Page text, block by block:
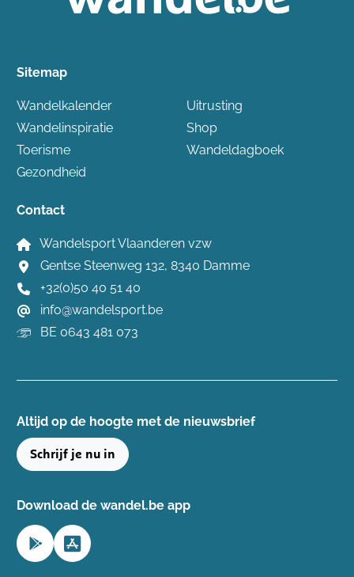
Sitemap
Wandelkalender
Wandelinspiratie
Toerisme
Gezondheid
Uitrusting
Shop
Wandeldagboek
Contact
Wandelsport Vlaanderen vzw
Gentse Steenweg 132, 8340 Damme
+32(0)50 40 51 40
info@wandelsport.be
BE 0643 481 073
Altijd op de hoogte ​met de nieuwsbrief
Schrijf je nu in
Download de wandel.be app